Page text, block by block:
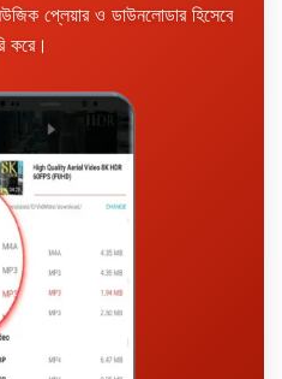
প্লেয়ার ও ডাউনলোডার হিসেবে
করে।